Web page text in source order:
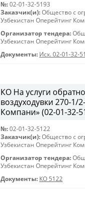
№: 02-01-32-5193
Заказчик(и): Общество с
Узбекистан Оперейтинг
Организатор тендера:
Узбекистан Оперейтинг
Документы: Исх. 02-01-32-
КО На услуги
воздуходувки 270-1/
Компани» (02-01-32-
№: 02-01-32-5122
Заказчик(и): Общество с
Узбекистан Оперейтинг
Организатор тендера:
Узбекистан Оперейтинг
Документы: КО 5122